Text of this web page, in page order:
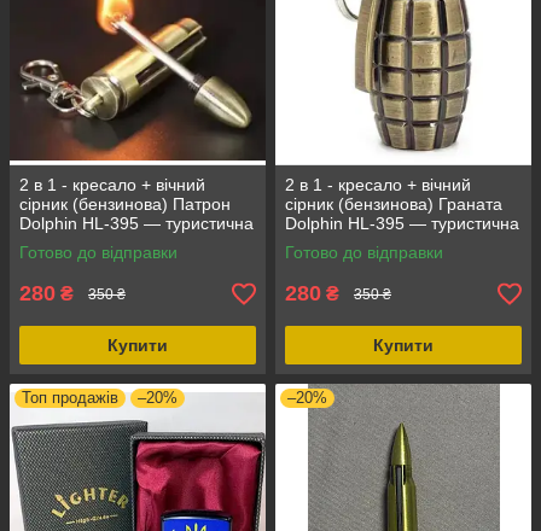
2 в 1 - кресало + вічний
сірник (бензинова) Патрон
Dolphin HL-395 — туристична
запальничка для походу,
кемпінгу, виживання, EDC
Готово до відправки
280 ₴ 350 ₴
Купити
2 в 1 - кресало + вічний
сірник (бензинова) Граната
Dolphin HL-395 — туристична
запальничка для походу,
кемпінгу, виживання, EDC
Готово до відправки
280 ₴ 350 ₴
Купити
Топ продажів –20% –20%